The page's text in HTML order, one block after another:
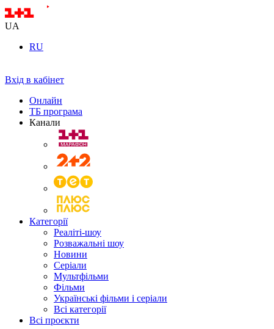
UA
RU
Вхід в кабінет
Онлайн
ТБ програма
Канали
Категорії
Реаліті-шоу
Розважальні шоу
Новини
Серіали
Мультфільми
Фільми
Українські фільми і серіали
Всі категорії
Всі проєкти